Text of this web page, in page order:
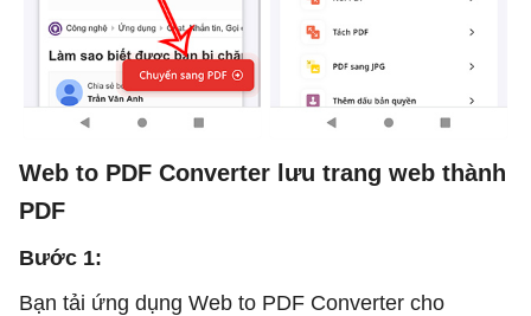
Web to PDF Converter lưu trang web thành
PDF
Bước 1:
Bạn tải ứng dụng Web to PDF Converter cho